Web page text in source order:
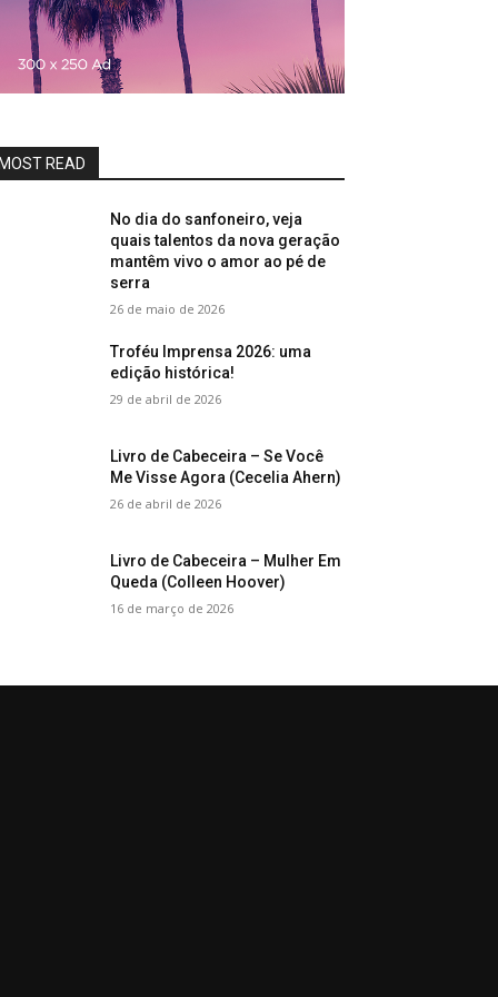
READ
No dia do sanfoneiro, veja
quais talentos da nova geração
mantêm vivo o amor ao pé de
serra
26 de maio de 2026
Troféu Imprensa 2026: uma
edição histórica!
29 de abril de 2026
Livro de Cabeceira – Se Você
Me Visse Agora (Cecelia Ahern)
26 de abril de 2026
Livro de Cabeceira – Mulher Em
Queda (Colleen Hoover)
16 de março de 2026